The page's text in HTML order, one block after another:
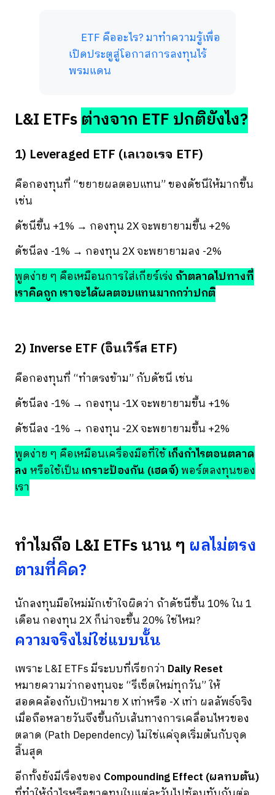
ETF คืออะไร? มาทำความรู้เพื่อ
เปิดประตูสู่โอกาสการลงทุนไร้
พรมแดน
L&I ETFsต่างจาก ETF ปกติยังไง?
1) Leveraged ETF (เลเวอเรจ ETF)
คือกองทุนที่ “ขยายผลตอบแทน” ของดัชนีให้มากขึ้น
เช่น
ดัชนีขึ้น +1% → กองทุน 2X จะพยายามขึ้น +2%
ดัชนีลง -1% → กองทุน 2X จะพยายามลง -2%
พูดง่าย ๆ คือเหมือนการใส่เกียร์เร่ง ถ้าตลาดไปทางที่
เราคิดถูก เราจะได้ผลตอบแทนมากกว่าปกติ
2) Inverse ETF (อินเวิร์ส ETF)
คือกองทุนที่ “ทำตรงข้าม” กับดัชนี เช่น
ดัชนีลง -1% → กองทุน -1X จะพยายามขึ้น +1%
ดัชนีลง -1% → กองทุน -2X จะพยายามขึ้น +2%
พูดง่าย ๆ คือเหมือนเครื่องมือที่ใช้เก็งกำไรตอนตลาด
ลง หรือใช้เป็น เกราะป้องกัน (เฮดจ์)พอร์ตลงทุนของ
เรา
ทำไมถือ L&I ETFs นาน ๆ ผลไม่ตรง
ตามที่คิด?
นักลงทุนมือใหม่มักเข้าใจผิดว่า ถ้าดัชนีขึ้น 10% ใน 1
เดือน กองทุน 2X ก็น่าจะขึ้น 20% ใช่ไหม?
ความจริงไม่ใช่แบบนั้น
เพราะ L&I ETFs มีระบบที่เรียกว่า Daily Reset
หมายความว่ากองทุนจะ “รีเซ็ตใหม่ทุกวัน” ให้
สอดคล้องกับเป้าหมาย X เท่าหรือ -X เท่า ผลลัพธ์จริง
เมื่อถือหลายวันจึงขึ้นกับเส้นทางการเคลื่อนไหวของ
ตลาด (Path Dependency) ไม่ใช่แค่จุดเริ่มต้นกับจุด
สิ้นสุด
อีกทั้งยังมีเรื่องของ Compounding Effect (ผลทบต้น)